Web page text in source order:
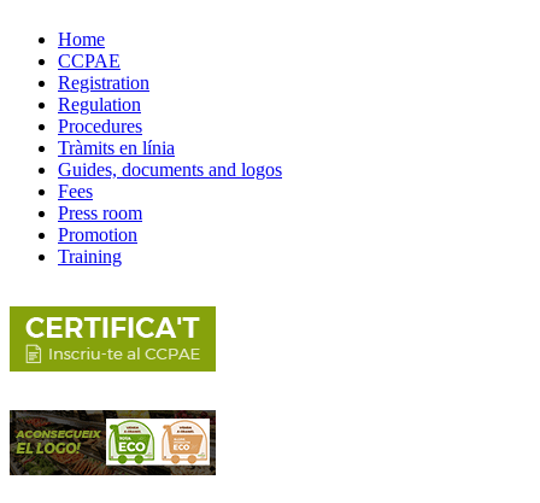
Home
CCPAE
Registration
Regulation
Procedures
Tràmits en línia
Guides, documents and logos
Fees
Press room
Promotion
Training